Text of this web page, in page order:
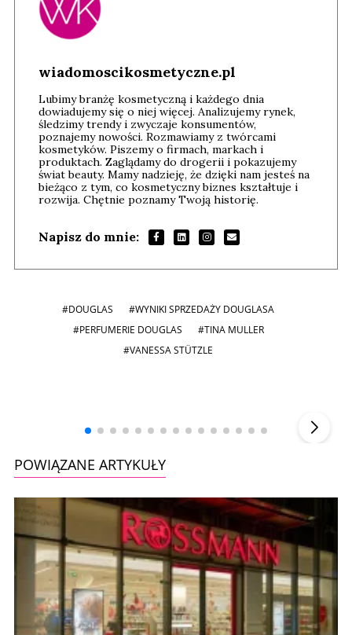
wiadomoscikosmetyczne.pl
Lubimy branżę kosmetyczną i każdego dnia
dowiadujemy się o niej więcej. Analizujemy rynek,
śledzimy trendy i zwyczaje konsumentów,
poznajemy nowości. Rozmawiamy z twórcami
kosmetyków. Piszemy o firmach, markach i
produktach. Zaglądamy do drogerii i pokazujemy
świat beauty. Mamy nadzieję, że dzięki nam jesteś na
bieżąco z tym, co kosmetyczny biznes kształtuje i
rozwija. Chętnie poznamy Twoją historię.
Napisz do mnie:
#DOUGLAS
#WYNIKI SPRZEDAŻY DOUGLASA
#PERFUMERIE DOUGLAS
#TINA MULLER
#VANESSA STÜTZLE
POWIĄZANE ARTYKUŁY